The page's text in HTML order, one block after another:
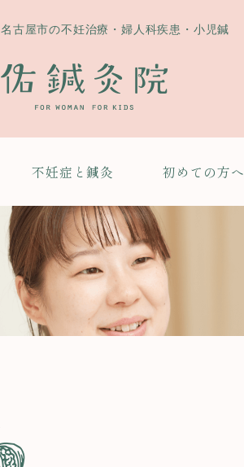
名古屋市の不妊治療・婦人科疾患・小児鍼
不妊症と鍼灸 初めての方へ